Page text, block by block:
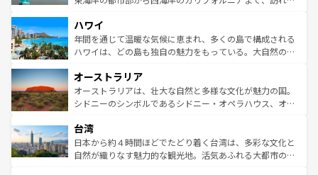
ば市内交通費無料で観光を楽しむこともできる。 なお、新
着のスイス情報はコンテンツ一覧 を参照してほしい。
のような巨大都市は、観光、ショッピング、エンターテイ
ンメントが詰まった刺激的なスポットだ。一方、アメリカ
西部には大自然が広がり、グランドキャニオンやイエロー
部のニューオーリンズでは、音楽と美食が融合した独特の
文化が魅力。旅行者はアメリカの各地域で異なる魅力を楽
しみながら、その多様性と豊かな歴史を感じることができ
ならではの贅沢な旅のスタイルだ。 なお、新着のアメリカ
情報はコンテンツ一覧を参照してほしい。
ハワイ
年間を通じて温暖な気候に恵まれ、多くの島で構成される
ハワイは、どの島も独自の魅力をもっている。大自然の神
ワイ島は見逃せない。また、定番の観光地といえばオアフ
島だが、静かな自然を求めるならマウイ島やカウアイ島が
おすすめ。エメラルドグリーンに輝く海をはじめ、豊かな
れるおもてなしの心で訪れる人々を迎えてくれるハワイの
人々、おいしいローカルフードやハワイアンミュージッ
ク、伝統的なフラダンスなど、すべてがハワイの魅力を彩
オーストラリア
オーストラリアは、壮大な自然と多様な文化が魅力の国。
シドニーのシンボルであるシドニー・オペラハウス、オー
リアリーフや大陸中央部にそびえるウルル（エアーズロッ
ク）、タスマニアの美しい原生林やケアンズの熱帯雨林な
ど、見どころがたくさん。また、カフェやワイン、オージ
台湾
日本から約４時間ほどでたどり着く台湾は、多彩な文化と
自然が織りなす魅力的な観光地。活気あふれる大都市の台